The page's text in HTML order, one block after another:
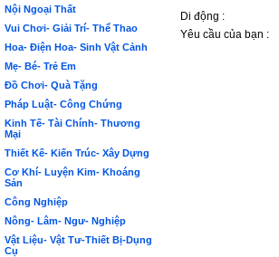
Nội Ngoại Thất
Vui Chơi- Giải Trí- Thể Thao
Hoa- Điện Hoa- Sinh Vật Cảnh
Mẹ- Bé- Trẻ Em
Đồ Chơi- Quà Tặng
Pháp Luật- Công Chứng
Kinh Tế- Tài Chính- Thương
Mại
Thiết Kế- Kiến Trúc- Xây Dựng
Cơ Khí- Luyện Kim- Khoáng
Sản
Công Nghiệp
Nông- Lâm- Ngư- Nghiệp
Vật Liệu- Vật Tư-Thiết Bị-Dụng
Cụ
Di động :
Yêu cầu của bạn :